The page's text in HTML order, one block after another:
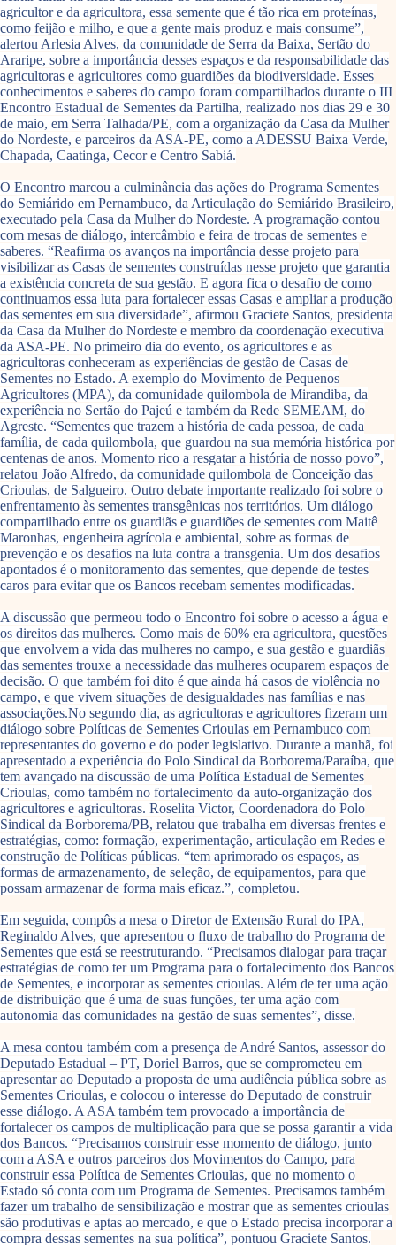
agricultor e da agricultora, essa semente que é tão rica em proteínas,
como feijão e milho, e que a gente mais produz e mais consume”,
alertou Arlesia Alves, da comunidade de Serra da Baixa, Sertão do
Araripe, sobre a importância desses espaços e da responsabilidade das
agricultoras e agricultores como guardiões da biodiversidade. Esses
conhecimentos e saberes do campo foram compartilhados durante o III
Encontro Estadual de Sementes da Partilha, realizado nos dias 29 e 30
de maio, em Serra Talhada/PE, com a organização da Casa da Mulher
do Nordeste, e parceiros da ASA-PE, como a ADESSU Baixa Verde,
Chapada, Caatinga, Cecor e Centro Sabiá.
O Encontro marcou a culminância das ações do Programa Sementes
do Semiárido em Pernambuco, da Articulação do Semiárido Brasileiro,
executado pela Casa da Mulher do Nordeste. A programação contou
com mesas de diálogo, intercâmbio e feira de trocas de sementes e
saberes. “Reafirma os avanços na importância desse projeto para
visibilizar as Casas de sementes construídas nesse projeto que garantia
a existência concreta de sua gestão. E agora fica o desafio de como
continuamos essa luta para fortalecer essas Casas e ampliar a produção
das sementes em sua diversidade”, afirmou Graciete Santos, presidenta
da Casa da Mulher do Nordeste e membro da coordenação executiva
da ASA-PE. No primeiro dia do evento, os agricultores e as
agricultoras conheceram as experiências de gestão de Casas de
Sementes no Estado. A exemplo do Movimento de Pequenos
Agricultores (MPA), da comunidade quilombola de Mirandiba, da
experiência no Sertão do Pajeú e também da Rede SEMEAM, do
Agreste. “Sementes que trazem a história de cada pessoa, de cada
família, de cada quilombola, que guardou na sua memória histórica por
centenas de anos. Momento rico a resgatar a história de nosso povo”,
relatou João Alfredo, da comunidade quilombola de Conceição das
Crioulas, de Salgueiro. Outro debate importante realizado foi sobre o
enfrentamento às sementes transgênicas nos territórios. Um diálogo
compartilhado entre os guardiãs e guardiões de sementes com Maitê
Maronhas, engenheira agrícola e ambiental, sobre as formas de
prevenção e os desafios na luta contra a transgenia. Um dos desafios
apontados é o monitoramento das sementes, que depende de testes
caros para evitar que os Bancos recebam sementes modificadas.
A discussão que permeou todo o Encontro foi sobre o acesso a água e
os direitos das mulheres. Como mais de 60% era agricultora, questões
que envolvem a vida das mulheres no campo, e sua gestão e guardiãs
das sementes trouxe a necessidade das mulheres ocuparem espaços de
decisão. O que também foi dito é que ainda há casos de violência no
campo, e que vivem situações de desigualdades nas famílias e nas
associações.No segundo dia, as agricultoras e agricultores fizeram um
diálogo sobre Políticas de Sementes Crioulas em Pernambuco com
representantes do governo e do poder legislativo. Durante a manhã, foi
apresentado a experiência do Polo Sindical da Borborema/Paraíba, que
tem avançado na discussão de uma Política Estadual de Sementes
Crioulas, como também no fortalecimento da auto-organização dos
agricultores e agricultoras. Roselita Victor, Coordenadora do Polo
Sindical da Borborema/PB, relatou que trabalha em diversas frentes e
estratégias, como: formação, experimentação, articulação em Redes e
construção de Políticas públicas. “tem aprimorado os espaços, as
formas de armazenamento, de seleção, de equipamentos, para que
possam armazenar de forma mais eficaz.”, completou.
Em seguida, compôs a mesa o Diretor de Extensão Rural do IPA,
Reginaldo Alves, que apresentou o fluxo de trabalho do Programa de
Sementes que está se reestruturando. “Precisamos dialogar para traçar
estratégias de como ter um Programa para o fortalecimento dos Bancos
de Sementes, e incorporar as sementes crioulas. Além de ter uma ação
de distribuição que é uma de suas funções, ter uma ação com
autonomia das comunidades na gestão de suas sementes”, disse.
A mesa contou também com a presença de André Santos, assessor do
Deputado Estadual – PT, Doriel Barros, que se comprometeu em
apresentar ao Deputado a proposta de uma audiência pública sobre as
Sementes Crioulas, e colocou o interesse do Deputado de construir
esse diálogo. A ASA também tem provocado a importância de
fortalecer os campos de multiplicação para que se possa garantir a vida
dos Bancos. “Precisamos construir esse momento de diálogo, junto
com a ASA e outros parceiros dos Movimentos do Campo, para
construir essa Política de Sementes Crioulas, que no momento o
Estado só conta com um Programa de Sementes. Precisamos também
fazer um trabalho de sensibilização e mostrar que as sementes crioulas
são produtivas e aptas ao mercado, e que o Estado precisa incorporar a
compra dessas sementes na sua política”, pontuou Graciete Santos.